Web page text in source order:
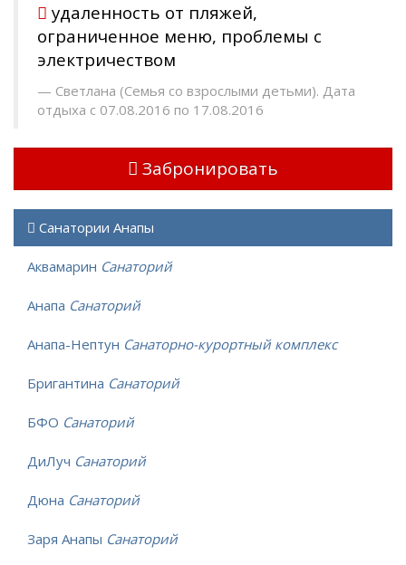
удаленность от пляжей,
ограниченное меню, проблемы с
электричеством
Светлана (Семья со взрослыми детьми). Дата
отдыха с 07.08.2016 по 17.08.2016
Забронировать
Санатории Анапы
Аквамарин Санаторий
Анапа Санаторий
Анапа-Нептун Санаторно-курортный комплекс
Бригантина Санаторий
БФО Санаторий
ДиЛуч Санаторий
Дюна Санаторий
Заря Анапы Санаторий